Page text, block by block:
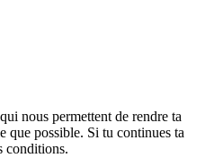
nous permettent de rendre ta
que possible. Si tu continues ta
conditions.